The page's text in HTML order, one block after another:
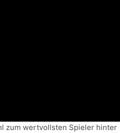
zum wertvollsten Spieler hinter